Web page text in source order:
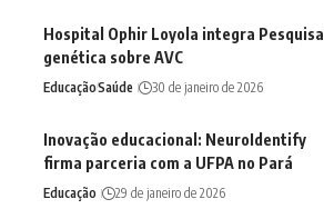
Hospital Ophir Loyola integra Pesquisa
genética sobre AVC
EducaçãoSaúde 30 de janeiro de 2026
Inovação educacional: NeuroIdentify
firma parceria com a UFPA no Pará
Educação 29 de janeiro de 2026